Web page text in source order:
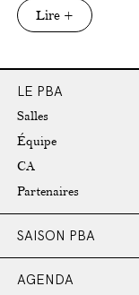
Lire +
LE PBA
Salles
Équipe
CA
Partenaires
SAISON PBA
AGENDA